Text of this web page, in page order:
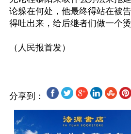
论躲在何处，他最终得站在被
得吐出来，给后继者们做一个
分享到：